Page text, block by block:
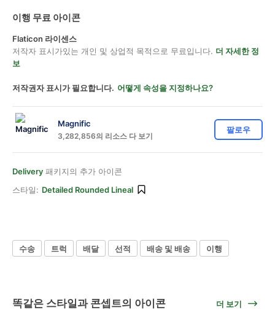
이행 무료 아이콘
Flaticon 라이센스
저작자 표시가있는 개인 및 상업적 목적으로 무료입니다. 더 자세한 정
보
저작권자 표시가 필요합니다. 어떻게 속성을 지정하나요?
Magnific
3,282,856의 리소스 다 보기
팔로우
Delivery 패키지의 추가 아이콘
스타일: Detailed Rounded Lineal
수송 트럭 배달 선적 배송 및 배송 이행
똑같은 스타일과 콘셉트의 아이콘 더 보기